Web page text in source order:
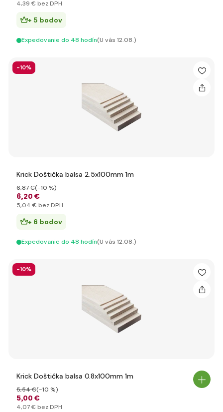
4,39 € bez DPH
+ 5 bodov
Expedovanie do 48 hodín(U vás 12.08.)
-10%
Krick Doštička balsa 2.5x100mm 1m
6,20 €
6,87 €(-10 %)
5,04 € bez DPH
+ 6 bodov
Expedovanie do 48 hodín(U vás 12.08.)
-10%
Krick Doštička balsa 0.8x100mm 1m
5,00 €
5,54 €(-10 %)
4,07 € bez DPH